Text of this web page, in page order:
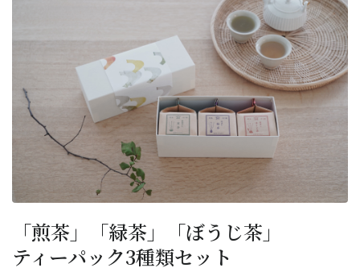
「煎茶」「緑茶」「ぼうじ茶」
ティーパック3種類セット